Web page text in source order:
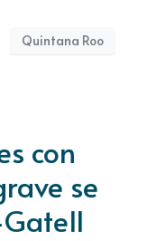
Quintana Roo
con
se